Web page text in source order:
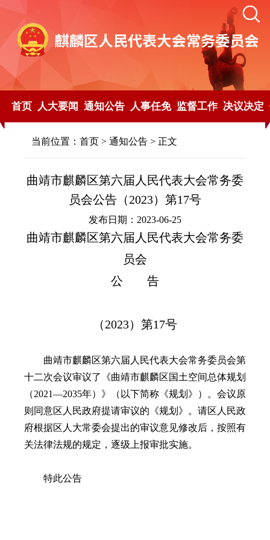
首页 人大要闻 通知公告 人事任免 监督工作 决议决定
当前位置： 首页 > 通知公告 > 正文
曲靖市麒麟区第六届人民代表大会常务委
员会公告（2023）第17号
发布日期：2023-06-25
曲靖市麒麟区第六届人民代表大会常务委
员会
公 告
（2023）第17号
曲靖市麒麟区第六届人民代表大会常务委员会第
十二次会议审议了《曲靖市麒麟区国土空间总体规划
（2021—2035年）》（以下简称《规划》）。会议原
则同意区人民政府提请审议的《规划》。请区人民政
府根据区人大常委会提出的审议意见修改后，按照有
关法律法规的规定，逐级上报审批实施。
特此公告